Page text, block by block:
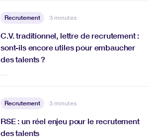
Recrutement 3 minutes
C.V. traditionnel, lettre de recrutement :
sont-ils encore utiles pour embaucher
des talents ?
Recrutement 3 minutes
RSE : un réel enjeu pour le recrutement
des talents